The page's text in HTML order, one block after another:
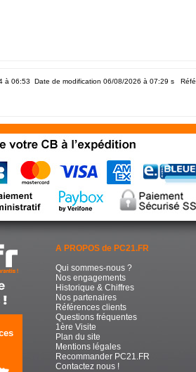
à 06:53 Date de modification 06/08/2026 à 07:29 s
A PROPOS de PC21.FR
Qui sommes-nous ?
Nos engagements
Historique & Chiffres
Nos partenaires
Références clients
Questions fréquentes
1ère Visite
Plan du site
Mentions légales
Recommander PC21.FR
Contactez nous !